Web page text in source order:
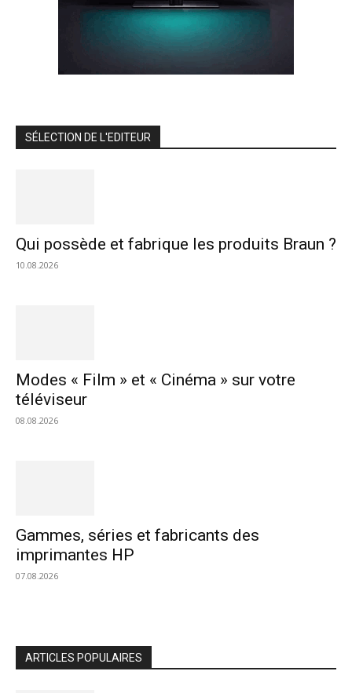
SÉLECTION DE L'EDITEUR
Qui possède et fabrique les produits Braun ?
10.08.2026
Modes « Film » et « Cinéma » sur votre
téléviseur
08.08.2026
Gammes, séries et fabricants des
imprimantes HP
07.08.2026
ARTICLES POPULAIRES